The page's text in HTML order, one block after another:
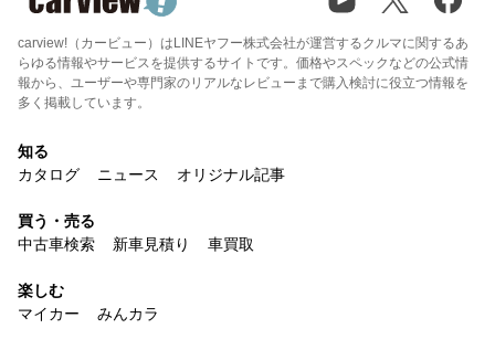
carview!（カービュー）はLINEヤフー株式会社が運営するクルマに関するあ
らゆる情報やサービスを提供するサイトです。価格やスペックなどの公式情
報から、ユーザーや専門家のリアルなレビューまで購入検討に役立つ情報を
多く掲載しています。
知る
カタログ
ニュース オリジナル記事
買う・売る
中古車検索
新車見積り 車買取
楽しむ
マイカー
みんカラ